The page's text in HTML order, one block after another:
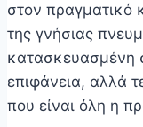
στον πραγματικό
της γνήσιας
κατασκευασμένη
επιφάνεια, αλλά
που είναι όλη η